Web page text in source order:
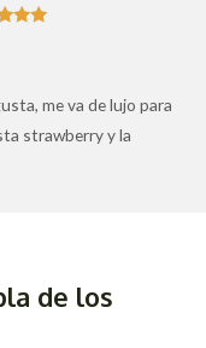
me va de lujo para
strawberry y la
de los